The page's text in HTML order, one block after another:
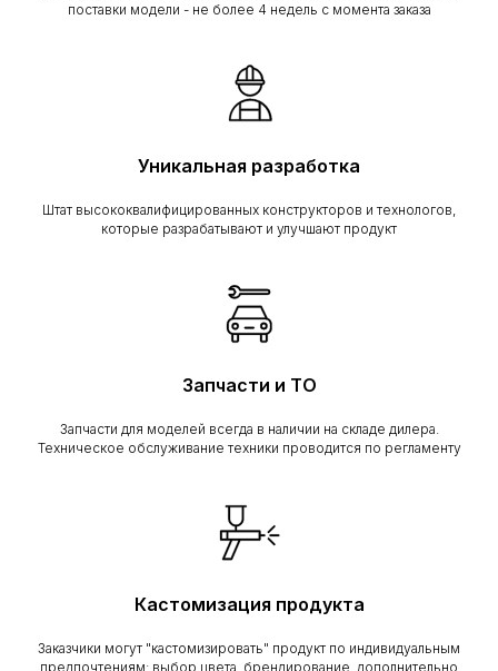
поставки модели - не более 4 недель с момента заказа
Уникальная разработка
Штат высококвалифицированных конструкторов и технологов,
которые разрабатывают и улучшают продукт
Запчасти и ТО
Запчасти для моделей всегда в наличии на складе дилера.
Техническое обслуживание техники проводится по регламенту
Кастомизация продукта
Заказчики могут "кастомизировать" продукт по индивидуальным
предпочтениям: выбор цвета, брендирование, дополнительно